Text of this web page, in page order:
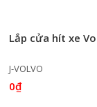
Lắp cửa hít xe
J-VOLVO
0₫